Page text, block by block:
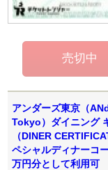
アンダーズ東京（
Tokyo）ダイニング
（DINER
ペシャルディナーコ
万円分として利用可